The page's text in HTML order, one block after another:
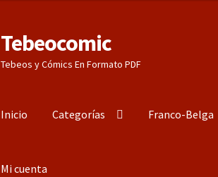
Ir
a
la
Ir
al
contenido
Tebeocomic
Tebeos y Cómics En Formato PDF
Inicio Categorías Franco-Belga
Mi cuenta